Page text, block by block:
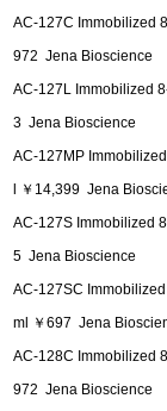
AC-127C Immobilized
972 Jena Bioscience
AC-127L Immobilized
3 Jena Bioscience
AC-127MP
l ￥14,399 Jena
AC-127S Immobilized
5 Jena Bioscience
AC-127SC
ml ￥697 Jena
AC-128C Immobilized
972 Jena Bioscience